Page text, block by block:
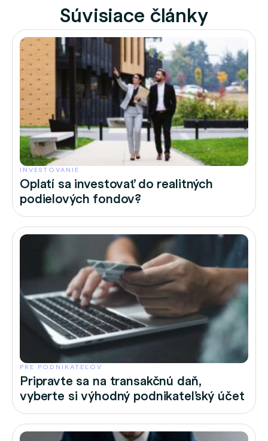
Súvisiace články
INVESTOVANIE
Oplatí sa investovať do realitných
podielových fondov?
PRE PODNIKATEĽOV
Pripravte sa na transakčnú daň,
vyberte si výhodný podnikateľský účet